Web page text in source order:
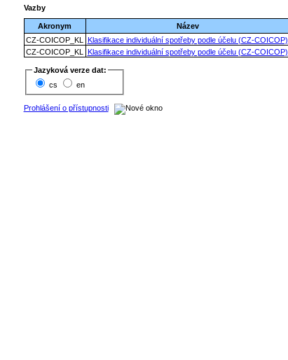
Vazby
Akronym Název
CZ-COICOP_KL
Klasifikace individuální spotřeby podle účelu (CZ-COICOP)
CZ-COICOP_KL
Klasifikace individuální spotřeby podle účelu (CZ-COICOP)
Jazyková verze dat:
cs
en
Prohlášení o přístupnosti